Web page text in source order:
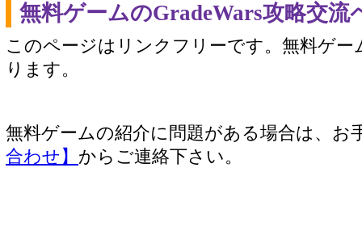
無料ゲームのGradeWars攻略交流
このページはリンクフリーです。無料ゲー
ります。
無料ゲームの紹介に問題がある場合は、お
合わせ】 からご連絡下さい。